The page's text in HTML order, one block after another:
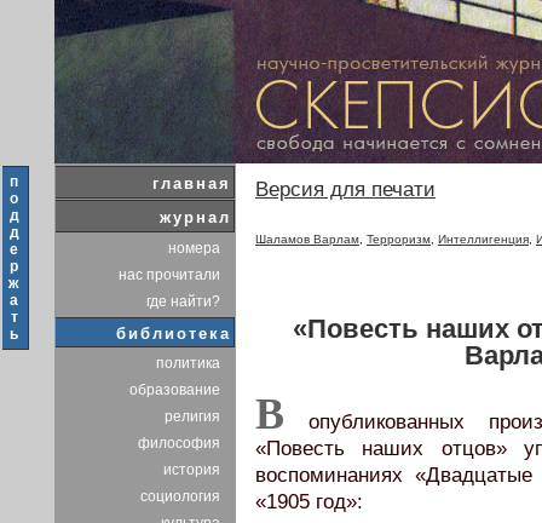
п
о
д
д
е
р
ж
а
т
ь
главная
журнал
номера
нас прочитали
где найти?
библиотека
политика
образование
религия
философия
история
социология
Версия для печати
Шаламов Варлам Терроризм Интеллигенция
«Повесть наших
В опубликованных
«Повесть наших отцов»
воспоминаниях
«1905 год»: